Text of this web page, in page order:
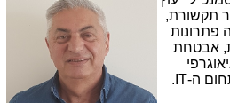
תקשורת,
פתרונות
אבטחת
ה-IT
.